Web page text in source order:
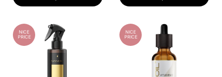
NICE
PRICE
NICE
PRICE